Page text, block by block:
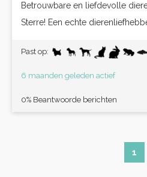
Betrouwbare en liefdevolle
Sterre! Een echte
Past op:
6 maanden geleden actief
0% Beantwoorde berichten
1